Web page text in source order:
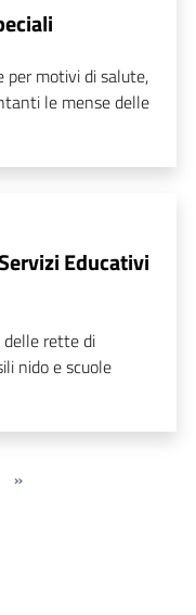
per motivi di salute,
le mense delle
Educativi
delle rette di
nido e scuole
»